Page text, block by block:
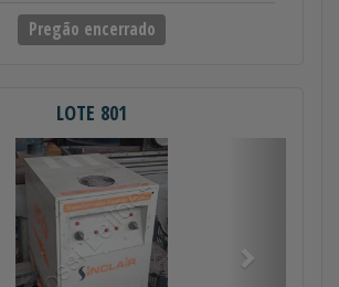
Pregão encerrado
LOTE 801